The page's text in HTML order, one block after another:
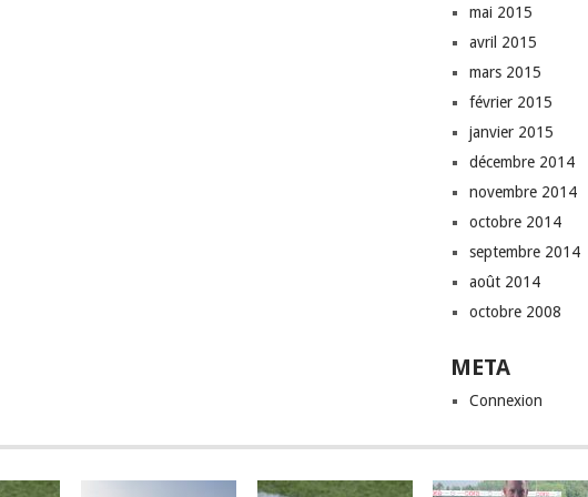
mai 2015
avril 2015
mars 2015
février 2015
janvier 2015
décembre 2014
novembre 2014
octobre 2014
septembre 2014
août 2014
octobre 2008
META
Connexion